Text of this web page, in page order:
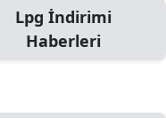
Lpg İndirimi
Haberleri